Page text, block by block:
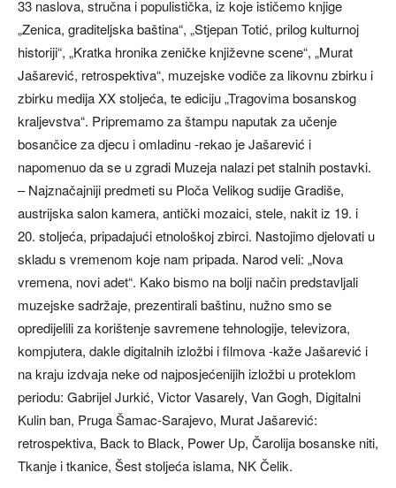
33 naslova, stručna i populistička, iz koje ističemo knjige
„Zenica, graditeljska baština“, „Stjepan Totić, prilog kulturnoj
historiji“, „Kratka hronika zeničke književne scene“, „Murat
Jašarević, retrospektiva“, muzejske vodiče za likovnu zbirku i
zbirku medija XX stoljeća, te ediciju „Tragovima bosanskog
kraljevstva“. Pripremamo za štampu naputak za učenje
bosančice za djecu i omladinu -rekao je Jašarević i
napomenuo da se u zgradi Muzeja nalazi pet stalnih postavki.
– Najznačajniji predmeti su Ploča Velikog sudije Gradiše,
austrijska salon kamera, antički mozaici, stele, nakit iz 19. i
20. stoljeća, pripadajući etnološkoj zbirci. Nastojimo djelovati u
skladu s vremenom koje nam pripada. Narod veli: „Nova
vremena, novi adet“. Kako bismo na bolji način predstavljali
muzejske sadržaje, prezentirali baštinu, nužno smo se
opredijelili za korištenje savremene tehnologije, televizora,
kompjutera, dakle digitalnih izložbi i filmova -kaže Jašarević i
na kraju izdvaja neke od najposjećenijih izložbi u proteklom
periodu: Gabrijel Jurkić, Victor Vasarely, Van Gogh, Digitalni
Kulin ban, Pruga Šamac-Sarajevo, Murat Jašarević:
retrospektiva, Back to Black, Power Up, Čarolija bosanske niti,
Tkanje i tkanice, Šest stoljeća islama, NK Čelik.